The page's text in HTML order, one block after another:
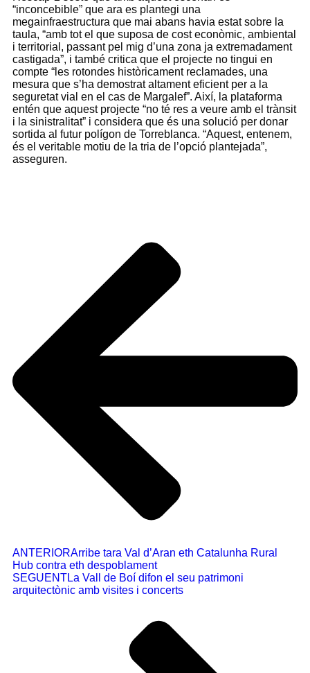
“inconcebible” que ara es plantegi una
megainfraestructura que mai abans havia estat sobre la
taula, “amb tot el que suposa de cost econòmic, ambiental
i territorial, passant pel mig d’una zona ja extremadament
castigada”, i també critica que el projecte no tingui en
compte “les rotondes històricament reclamades, una
mesura que s’ha demostrat altament eficient per a la
seguretat vial en el cas de Margalef”. Així, la plataforma
entén que aquest projecte “no té res a veure amb el trànsit
i la sinistralitat” i considera que és una solució per donar
sortida al futur polígon de Torreblanca. “Aquest, entenem,
és el veritable motiu de la tria de l’opció plantejada”,
asseguren.
ANTERIORArribe tara Val d’Aran eth Catalunha Rural
Hub contra eth despoblament
SEGUENTLa Vall de Boí difon el seu patrimoni
arquitectònic amb visites i concerts